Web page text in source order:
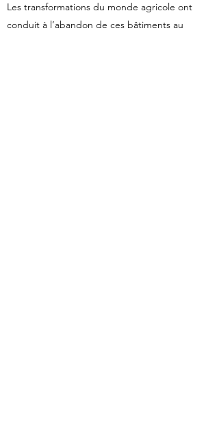
Les transformations du monde agricole ont
conduit à l’abandon de ces bâtiments au